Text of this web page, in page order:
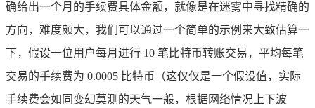
确给出一个月的手续费具体金额，就像是在迷雾中寻找精确的
方向，难度颇大，我们可以通过一个简单的示例来大致估算一
下，假设一位用户每月进行 10 笔比特币转账交易，平均每笔
交易的手续费为 0.0005 比特币（这仅仅是一个假设值，实际
手续费会如同变幻莫测的天气一般，根据网络情况上下波